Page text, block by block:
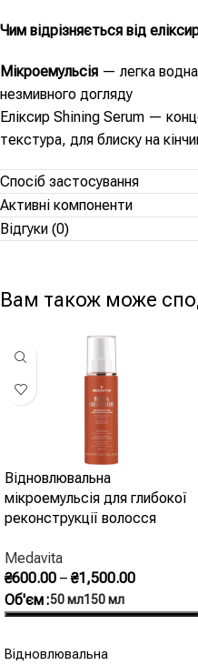
Чим відрізняється від
Мікроемульсія — легка
незмивного догляду
Еліксир Shining Serum —
текстура, для блиску на
Спосіб застосування
Активні компоненти
Відгуки (0)
Вам також може
Відновлювальна
мікроемульсія для глибокої
реконструкції волосся
Reconstructive Hair
Microemulsion 150 мл
Medavita
₴600.00 – ₴1,500.00
Об'єм 50 мл150 мл
Відновлювальна